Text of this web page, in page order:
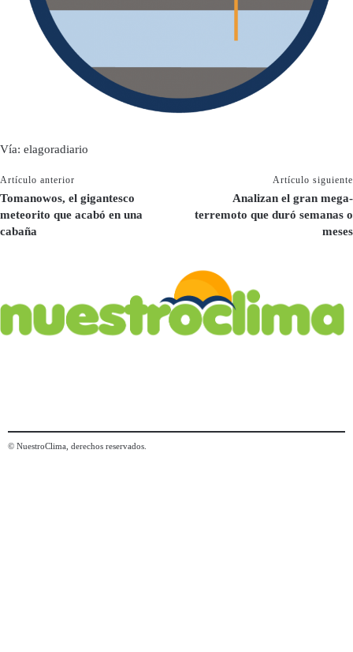
Vía: elagoradiario
Artículo anterior
Tomanowos, el gigantesco
meteorito que acabó en una
cabaña
Artículo siguiente
Analizan el gran mega-
terremoto que duró semanas o
meses
© NuestroClima, derechos reservados.